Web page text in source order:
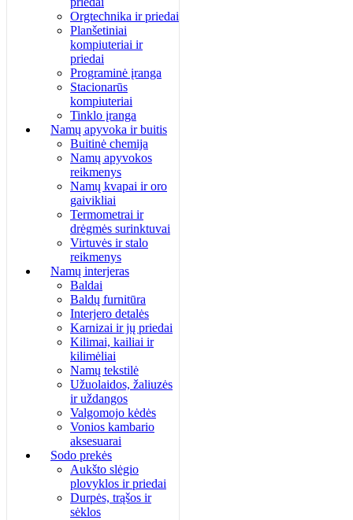
Orgtechnika ir priedai
Planšetiniai
kompiuteriai ir
priedai
Programinė įranga
Stacionarūs
kompiuteriai
Tinklo įranga
Namų apyvoka ir buitis
Buitinė chemija
Namų apyvokos
reikmenys
Namų kvapai ir oro
gaivikliai
Termometrai ir
drėgmės surinktuvai
Virtuvės ir stalo
reikmenys
Namų interjeras
Baldai
Baldų furnitūra
Interjero detalės
Karnizai ir jų priedai
Kilimai, kailiai ir
kilimėliai
Namų tekstilė
Užuolaidos, žaliuzės
ir uždangos
Valgomojo kėdės
Vonios kambario
aksesuarai
Sodo prekės
Aukšto slėgio
plovyklos ir priedai
Durpės, trąšos ir
sėklos